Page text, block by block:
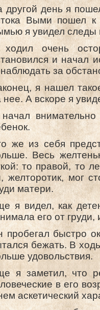
другой день я
Выми пошел
я увидел следы
очень
и начал
за
я нашел
нее. А вскоре я
же из себя
Весь
то правой, то
желторотик, мог
матери.
я видел, как
его от
пробегал быстро
бежать. В
удовольствия.
я заметил, что
в его
аскетический